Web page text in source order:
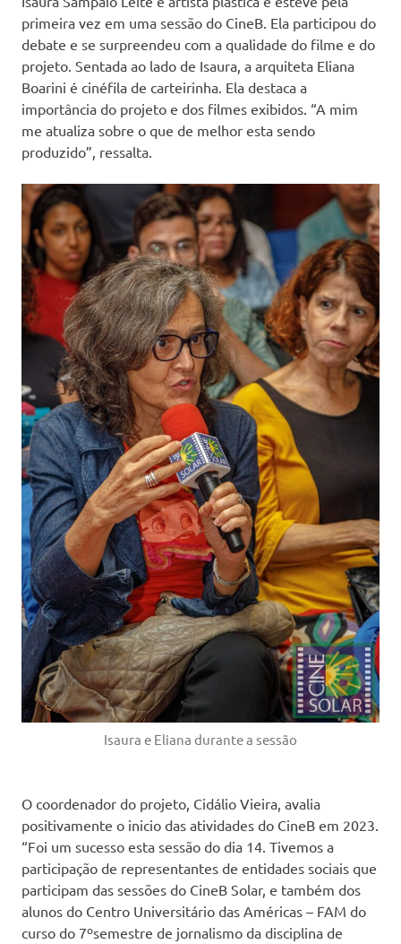
primeira vez em uma sessão do CineB. Ela participou do
debate e se surpreendeu com a qualidade do filme e do
projeto. Sentada ao lado de Isaura, a arquiteta Eliana
Boarini é cinéfila de carteirinha. Ela destaca a
importância do projeto e dos filmes exibidos. “A mim
me atualiza sobre o que de melhor esta sendo
produzido”, ressalta.
Isaura e Eliana durante a sessão
O coordenador do projeto, Cidálio Vieira, avalia
positivamente o inicio das atividades do CineB em 2023.
“Foi um sucesso esta sessão do dia 14. Tivemos a
participação de representantes de entidades sociais que
participam das sessões do CineB Solar, e também dos
alunos do Centro Universitário das Américas – FAM do
curso do 7ºsemestre de jornalismo da disciplina de